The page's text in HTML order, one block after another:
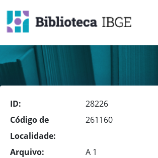
ID:
28226
Código de
Localidade:
261160
Arquivo:
A 1